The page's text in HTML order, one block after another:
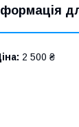
2 500 ₴